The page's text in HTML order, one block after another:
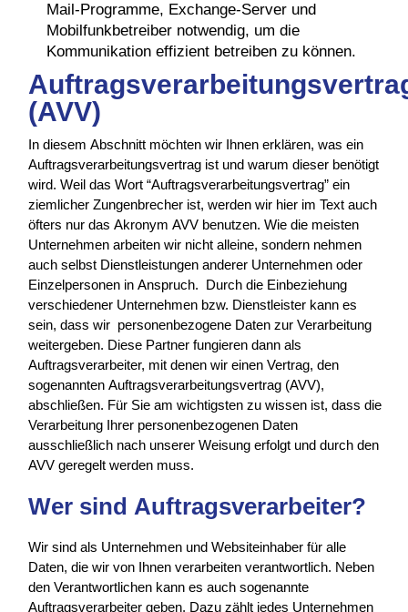
Mail-Programme, Exchange-Server und
Mobilfunkbetreiber notwendig, um die
Kommunikation effizient betreiben zu können.
(AVV)
In diesem Abschnitt möchten wir Ihnen erklären, was ein
Auftragsverarbeitungsvertrag ist und warum dieser benötigt
wird. Weil das Wort “Auftragsverarbeitungsvertrag” ein
ziemlicher Zungenbrecher ist, werden wir hier im Text auch
öfters nur das Akronym AVV benutzen. Wie die meisten
Unternehmen arbeiten wir nicht alleine, sondern nehmen
auch selbst Dienstleistungen anderer Unternehmen oder
Einzelpersonen in Anspruch. Durch die Einbeziehung
verschiedener Unternehmen bzw. Dienstleister kann es
sein, dass wir personenbezogene Daten zur Verarbeitung
weitergeben. Diese Partner fungieren dann als
Auftragsverarbeiter, mit denen wir einen Vertrag, den
sogenannten Auftragsverarbeitungsvertrag (AVV),
abschließen. Für Sie am wichtigsten zu wissen ist, dass die
Verarbeitung Ihrer personenbezogenen Daten
ausschließlich nach unserer Weisung erfolgt und durch den
AVV geregelt werden muss.
Wer sind Auftragsverarbeiter?
Wir sind als Unternehmen und Websiteinhaber für alle
Daten, die wir von Ihnen verarbeiten verantwortlich. Neben
den Verantwortlichen kann es auch sogenannte
Auftragsverarbeiter geben. Dazu zählt jedes Unternehmen